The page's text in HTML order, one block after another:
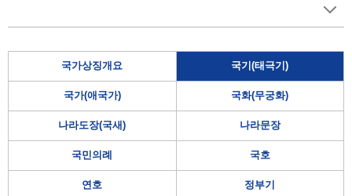
국가상징개요 국기(태극기)
국가(애국가) 국화(무궁화)
나라도장(국새) 나라문장
국민의례 국호
연호 정부기